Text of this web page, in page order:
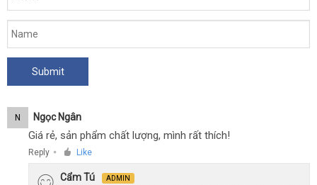
N Ngọc Ngân
Giá rẻ, sản phẩm chất lượng, mình rất thích!
Reply ● Like
Cẩm Tú ADMIN